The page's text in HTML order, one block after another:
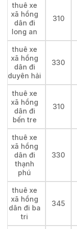
thuê xe
xã hồng
dân đi
long an
310
thuê xe
xã hồng
dân đi
duyên hải
330
thuê xe
xã hồng
dân đi
bến tre
310
thuê xe
xã hồng
dân đi
thạnh
phú
330
thuê xe
xã hồng
dân đi ba
tri
345